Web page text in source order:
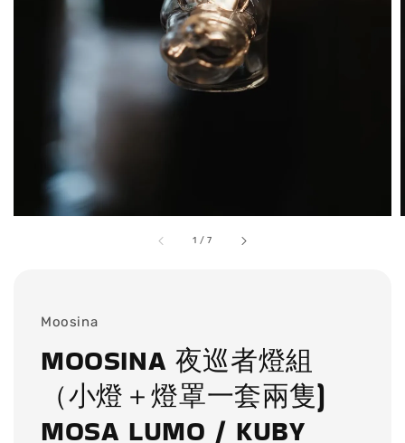
1 /7
Moosina
MOOSINA 夜巡者燈組
（小燈＋燈罩一套兩隻)
MOSA LUMO / KUBY